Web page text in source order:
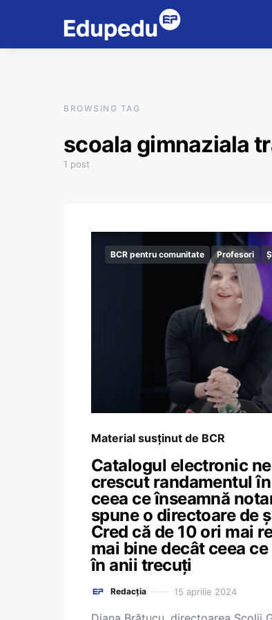
BROWSING TAG
scoala gimnaziala
1 post
BCR pentru comunitate Profesori
Material susținut de BCR
Catalogul electronic
crescut randamentul
ceea ce înseamnă
spune o directoare de
Cred că de 10 ori mai
mai bine decât ceea
în anii trecuți
Redacția 15 aprilie 2024